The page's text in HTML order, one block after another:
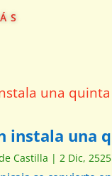
instala una
Castilla |2 Dic, 2525